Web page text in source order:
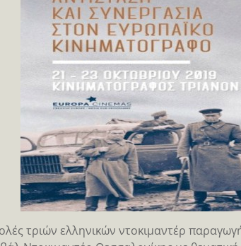
τριών ελληνικών ντοκιμαντέρ